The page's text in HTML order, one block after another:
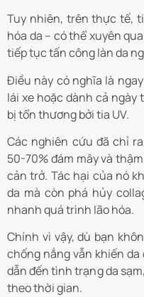
Tuy nhiên, trên thực tế,
hóa da – có thể xuyên
tiếp tục tấn công làn da
Điều này có nghĩa là
lái xe hoặc dành cả ngày
bị tổn thương bởi tia UV.
Các nghiên cứu đã chỉ
50-70% đám mây và
cản trở. Tác hại của nó
da mà còn phá hủy
nhanh quá trình lão hóa.
Chính vì vậy, dù bạn
chống nắng vẫn khiến
dẫn đến tình trạng da
theo thời gian.